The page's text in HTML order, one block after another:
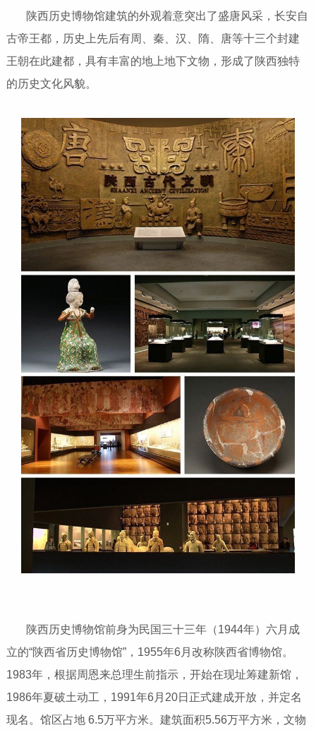
陕西历史博物馆建筑的外观着意突出了盛唐风采，长安自
古帝王都，历史上先后有周、秦、汉、隋、唐等十三个封建
王朝在此建都，具有丰富的地上地下文物，形成了陕西独特
的历史文化风貌。
陕西历史博物馆前身为民国三十三年（1944年）六月成
立的“陕西省历史博物馆”，1955年6月改称陕西省博物馆。
1983年，根据周恩来总理生前指示，开始在现址筹建新馆，
1986年夏破土动工，1991年6月20日正式建成开放，并定名
现名。馆区占地 6.5万平方米。建筑面积5.56万平方米，文物